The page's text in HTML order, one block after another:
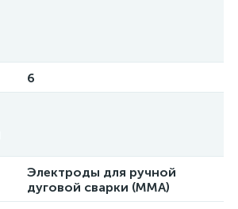
6
Электроды для ручной
дуговой сварки (MMA)